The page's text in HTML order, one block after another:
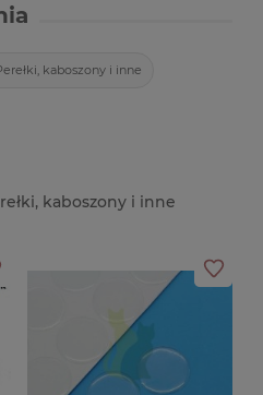
kaboszony i inne
kaboszony i inne